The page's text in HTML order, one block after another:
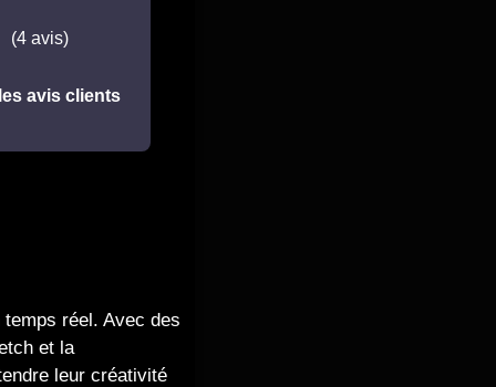
(4 avis)
avis clients
réel. Avec des
et la
leur créativité